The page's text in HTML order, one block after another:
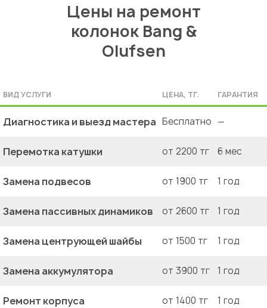
Цены на ремонт
колонок Bang &
Olufsen
ВИД УСЛУГИ ЦЕНА, ТГ. ГАРАНТИЯ
Диагностика и выезд мастера Бесплатно —
Перемотка катушки от 2200 тг 6 мес
Замена подвесов от 1900 тг 1 год
Замена пассивных динамиков от 2600 тг 1 год
Замена центрующей шайбы от 1500 тг 1 год
Замена аккумулятора от 3900 тг 1 год
Ремонт корпуса от 1400 тг 1 год